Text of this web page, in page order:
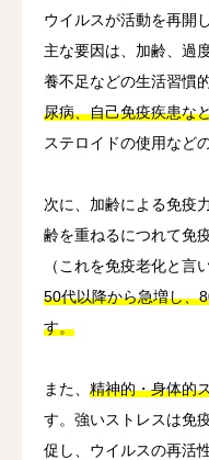
ウイルスが活動を再開
主な要因は、加齢、過
養不足などの生活習慣
尿病、自己免疫疾患な
ステロイドの使用など
次に、加齢による免疫
齢を重ねるにつれて免
（これを免疫老化と言
50代以降から急増し、
す。
また、 精神的・身体的
す。強いストレスは免
促し、ウイルスの再活